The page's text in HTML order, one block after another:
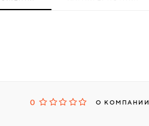
0 О КОМПАНИИ